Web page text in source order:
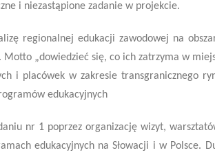
i niezastąpione zadanie w projekcie.
regionalnej edukacji zawodowej na
„dowiedzieć się, co ich zatrzyma w
i placówek w zakresie transgranicznego
edukacyjnych
nr 1 poprzez organizację wizyt,
edukacyjnych na Słowacji i w Polsce.